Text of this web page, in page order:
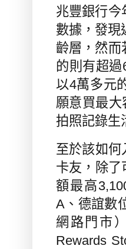
兆豐銀行今
數據，發現
齡層，然而
的則有超過
以4萬多元
願意買最大
拍照記錄生
至於該如何
卡友，除了
額最高
A 、德誼數
網路門市
Rewards